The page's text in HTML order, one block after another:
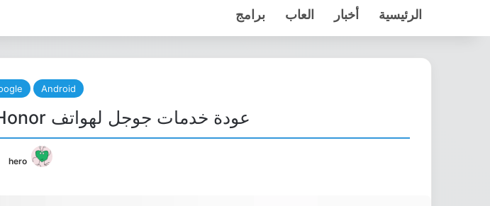
الرئيسية أخبار العاب برامج
Android
عودة خدمات جوجل لهواتف Honor مع سلسلة هواتف Honor 50
hero